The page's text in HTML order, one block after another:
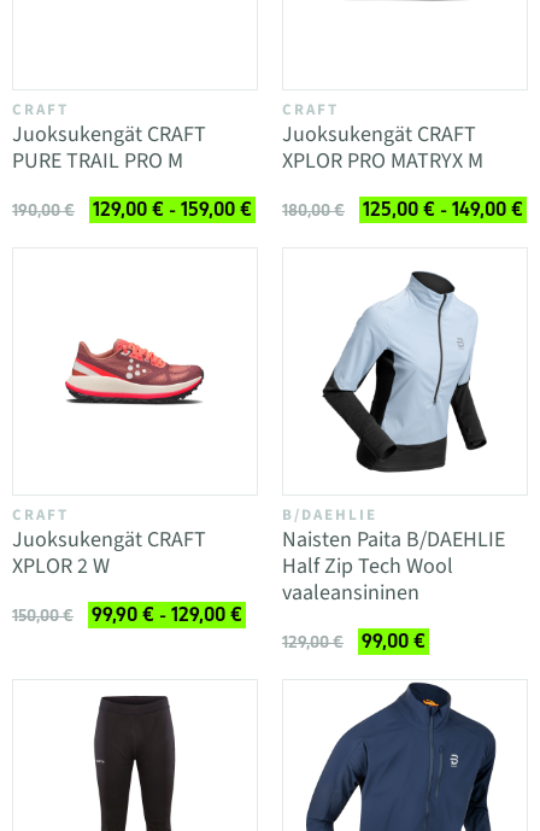
CRAFT
Juoksukengät CRAFT
PURE TRAIL PRO M
190,00 € 129,00 € - 159,00 €
CRAFT
Juoksukengät CRAFT
XPLOR PRO MATRYX M
180,00 € 125,00 € - 149,00 €
CRAFT
Juoksukengät CRAFT
XPLOR 2 W
150,00 € 99,90 € - 129,00 €
B/DAEHLIE
Naisten Paita B/DAEHLIE
Half Zip Tech Wool
vaaleansininen
129,00 € 99,00 €